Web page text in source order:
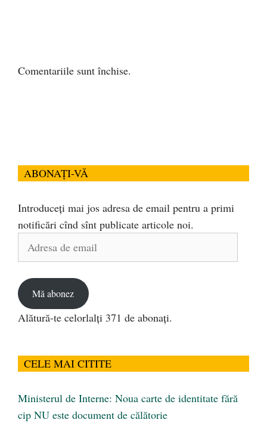
Comentariile sunt închise.
ABONAȚI-VĂ
Introduceți mai jos adresa de email pentru a primi
notificări cînd sînt publicate articole noi.
Adresa
Mă abonez
Alătură-te celorlalți 371 de abonați.
CELE MAI CITITE
Ministerul de Interne: Noua carte de identitate fără
cip NU este document de călătorie